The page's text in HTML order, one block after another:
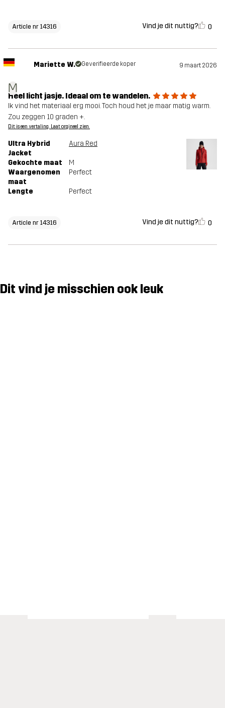
Article nr 14316 Vind je dit nuttig? 0
M
Mariette W. Geverifieerde koper 9 maart 2026
Heel licht jasje. Ideaal om te wandelen.
Ik vind het materiaal erg mooi. Toch houd het je maar matig warm.
Zou zeggen 10 graden +.
Dit is een vertaling. Laat orgineel zien.
Ultra Hybrid
Jacket
Aura Red
Gekochte maat
M
Waargenomen
maat
Perfect
Lengte Perfect
Article nr 14316 Vind je dit nuttig? 0
Dit vind je misschien ook leuk